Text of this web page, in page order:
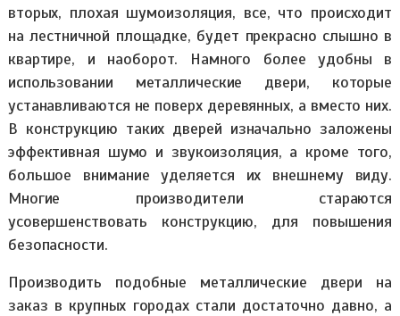
вторых, плохая шумоизоляция, все, что происходит
на лестничной площадке, будет прекрасно слышно в
квартире, и наоборот. Намного более удобны в
использовании металлические двери, которые
устанавливаются не поверх деревянных, а вместо них.
В конструкцию таких дверей изначально заложены
эффективная шумо и звукоизоляция, а кроме того,
большое внимание уделяется их внешнему виду.
Многие производители стараются
усовершенствовать конструкцию, для повышения
безопасности.
Производить подобные металлические двери на
заказ в крупных городах стали достаточно давно, а